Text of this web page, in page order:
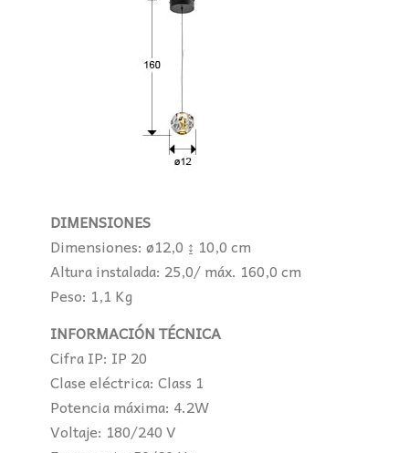
DIMENSIONES
Dimensiones: ø12,0 ↨ 10,0 cm
Altura instalada: 25,0/ máx. 160,0 cm
Peso: 1,1 Kg
INFORMACIÓN TÉCNICA
Cifra IP: IP 20
Clase eléctrica: Class 1
Potencia máxima: 4.2W
Voltaje: 180/240 V